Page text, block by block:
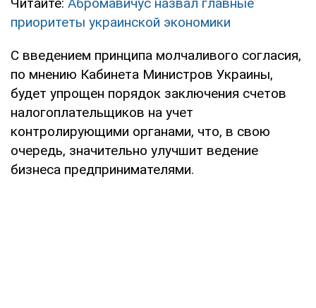
приоритеты украинской экономики
С введением принципа молчаливого согласия,
по мнению Кабинета Министров Украины,
будет упрощен порядок заключения счетов
налогоплательщиков на учет
контролирующими органами, что, в свою
очередь, значительно улучшит ведение
бизнеса предпринимателями.